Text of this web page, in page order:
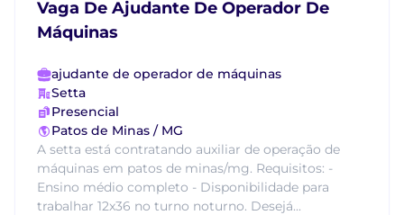
Vaga De Ajudante De Operador De
Máquinas
ajudante de operador de máquinas
Setta
Presencial
Patos de Minas / MG
A setta está contratando auxiliar de operação de
máquinas em patos de minas/mg. Requisitos: -
Ensino médio completo - Disponibilidade para
trabalhar 12x36 no turno noturno. Desejá...